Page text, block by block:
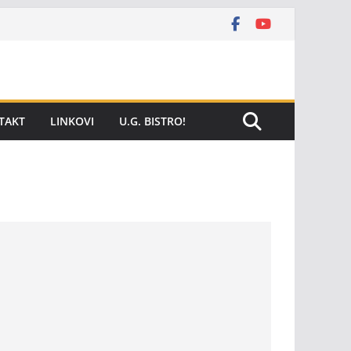
LINKOVI U.G. BISTRO!